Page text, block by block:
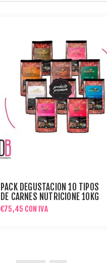
PACK DEGUSTACIÓN 10 TIPOS
DE CARNES NUTRICIONE 10KG
PARA PERROS Y GATOS
€75,45 CON IVA